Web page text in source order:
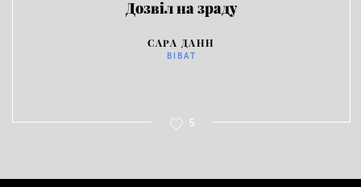
Дозвіл на зраду
САРА ДАНН
ВІВАТ
5